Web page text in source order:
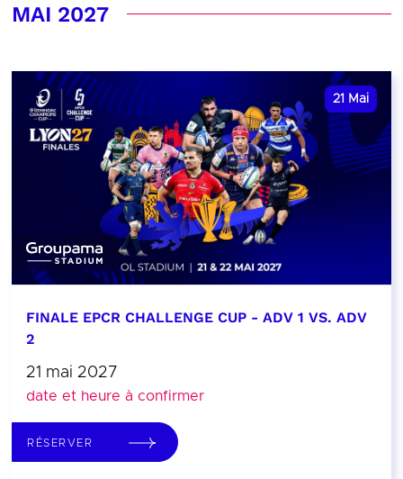
MAI 2027
21 Mai
FINALE EPCR CHALLENGE CUP - ADV 1 VS. ADV
2
21 mai 2027
date et heure à confirmer
RÉSERVER